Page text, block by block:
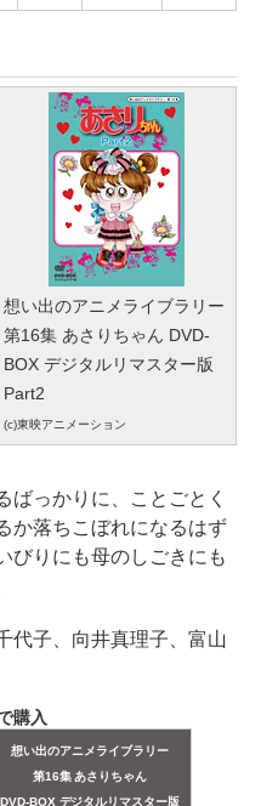
想い出のアニメライブラリー
第16集 あさりちゃん DVD-
BOX デジタルリマスター版
Part2
(c)東映アニメーション
っかりに、ことごとく
か落ちこぼれになるはず
びりにも母のしごきにも
代子、向井真理子、富山
購入
想い出のアニメライブラリー
第16集 あさりちゃん
DVD-BOX デジタルリマスター版